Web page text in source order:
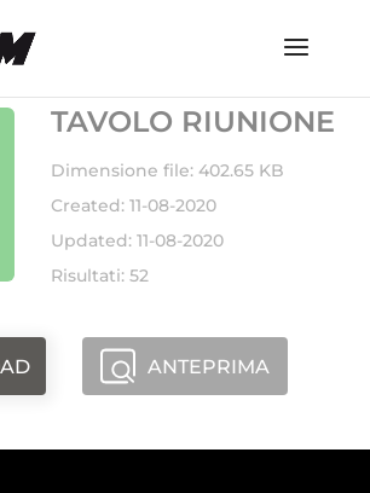
TAVOLO RIUNIONE
Dimensione file: 402.65 KB
Created: 11-08-2020
Updated: 11-08-2020
Risultati: 52
ANTEPRIMA